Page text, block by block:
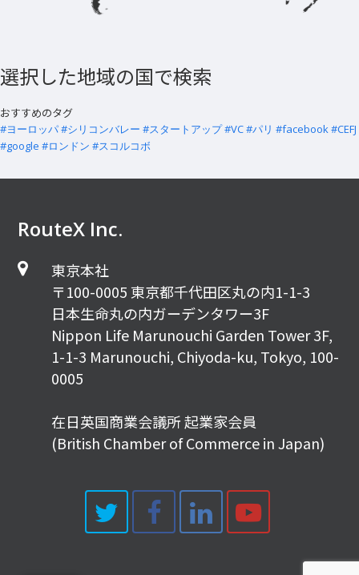
選択した地域の国で検索
おすすめのタグ
#ヨーロッパ#シリコンバレー #スタートアップ#VC#パリ #facebook#CEFJ
#google #ロンドン #スコルコボ
RouteX Inc.
東京本社
〒100-0005 東京都千代田区丸の内1-1-3
日本生命丸の内ガーデンタワー3F
Nippon Life Marunouchi Garden Tower 3F,
1-1-3 Marunouchi, Chiyoda-ku, Tokyo, 100-
0005
在日英国商業会議所 起業家会員
(British Chamber of Commerce in Japan)
Twitter
Facebook
LinkedIn